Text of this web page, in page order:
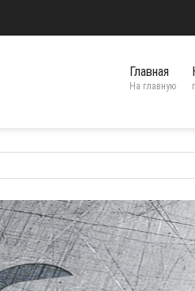
Главная
На главную